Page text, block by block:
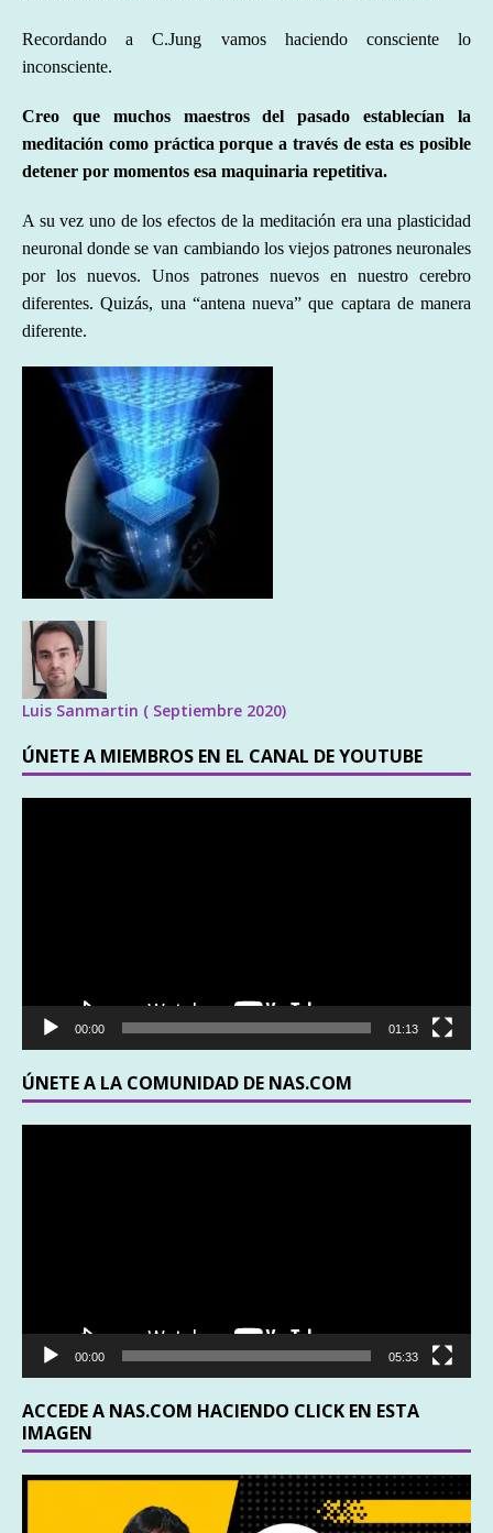
Recordando a C.Jung vamos haciendo consciente lo
inconsciente.
Creo que muchos maestros del pasado establecían la
meditación como práctica porque a través de esta es posible
detener por momentos esa maquinaria repetitiva.
A su vez uno de los efectos de la meditación era una plasticidad
neuronal donde se van cambiando los viejos patrones neuronales
por los nuevos. Unos patrones nuevos en nuestro cerebro
diferentes. Quizás, una “antena nueva” que captara de manera
diferente.
Luis Sanmartin ( Septiembre 2020)
ÚNETE A MIEMBROS EN EL CANAL DE YOUTUBE
00:00 01:13
ÚNETE A LA COMUNIDAD DE NAS.COM
00:00 05:33
ACCEDE A NAS.COM HACIENDO CLICK EN ESTA
IMAGEN